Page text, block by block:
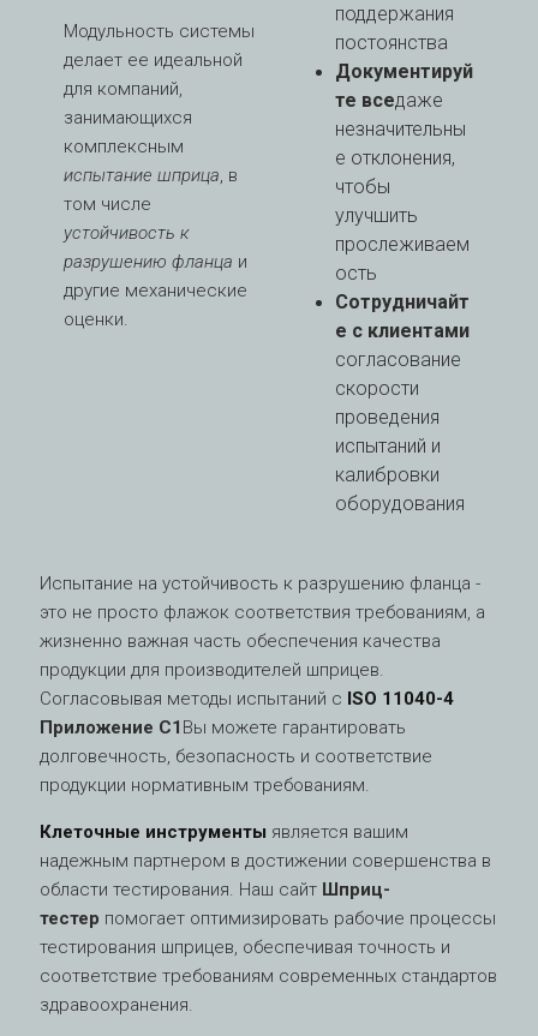
Модульность системы
делает ее идеальной
для компаний,
занимающихся
комплексным
испытание шприца, в
том числе
устойчивость к
разрушению фланца и
другие механические
оценки.
поддержания
постоянства
Документируй
те вседаже
незначительны
е отклонения,
чтобы
улучшить
прослеживаем
ость
Сотрудничайт
е с клиентами
согласование
скорости
проведения
испытаний и
калибровки
оборудования
Испытание на устойчивость к разрушению фланца -
это не просто флажок соответствия требованиям, а
жизненно важная часть обеспечения качества
продукции для производителей шприцев.
Согласовывая методы испытаний с ISO 11040-4
Приложение C1 Вы можете гарантировать
долговечность, безопасность и соответствие
продукции нормативным требованиям.
Клеточные инструменты является вашим
надежным партнером в достижении совершенства в
области тестирования. Наш сайт Шприц-
тестер помогает оптимизировать рабочие процессы
тестирования шприцев, обеспечивая точность и
соответствие требованиям современных стандартов
здравоохранения.